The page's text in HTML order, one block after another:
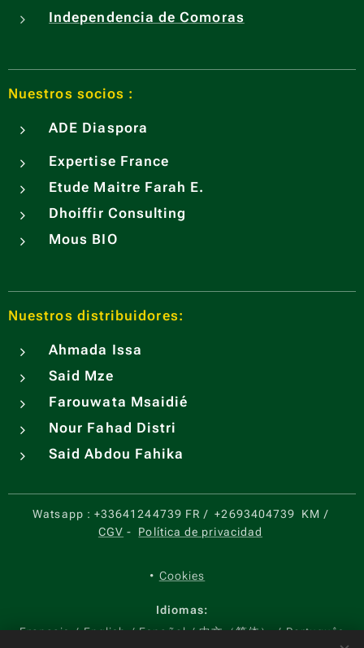
Independencia de Comoras
Nuestros socios :
ADE Diaspora
Expertise France
Etude Maitre Farah E.
Dhoiffir Consulting
Mous BIO
Nuestros distribuidores:
Ahmada Issa
Said Mze
Farouwata Msaidié
Nour Fahad Distri
Said Abdou Fahika
Watsapp : +33641244739 FR /+2693404739 KM /
CGV - Política de privacidad
Cookies
Idiomas
Français
English Español 中文（简体） Português